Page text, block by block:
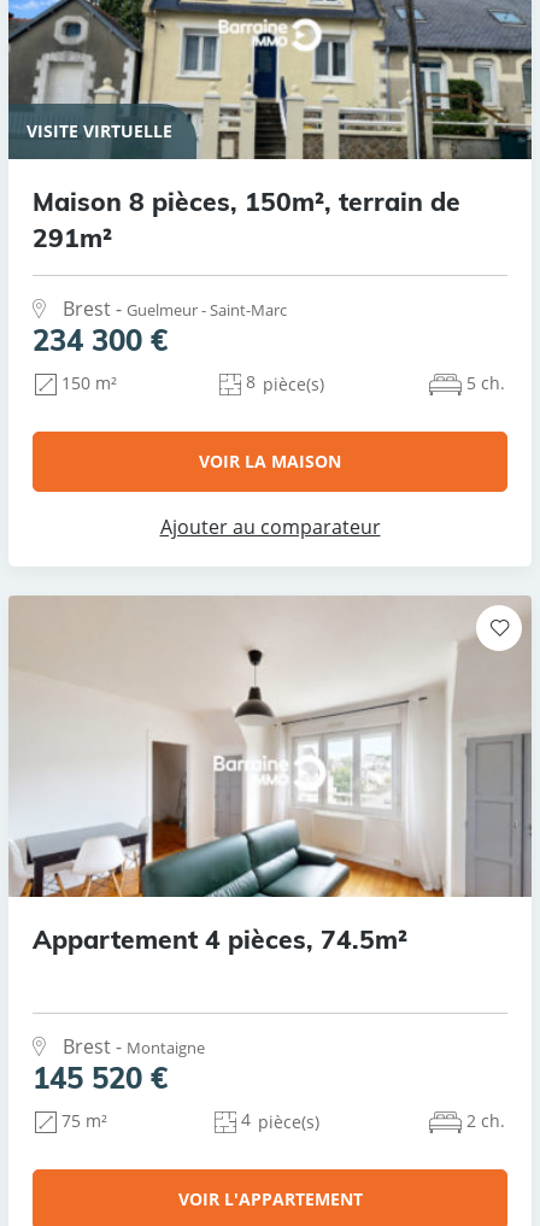
VISITE VIRTUELLE
Maison 8 pièces, 150m², terrain de
291m²
Brest - Guelmeur - Saint-Marc
234 300 €
150 m² 8 pièce(s) 5 ch.
VOIR LA MAISON
Ajouter au comparateur
Appartement 4 pièces, 74.5m²
Brest - Montaigne
145 520 €
75 m² 4 pièce(s) 2 ch.
VOIR L'APPARTEMENT